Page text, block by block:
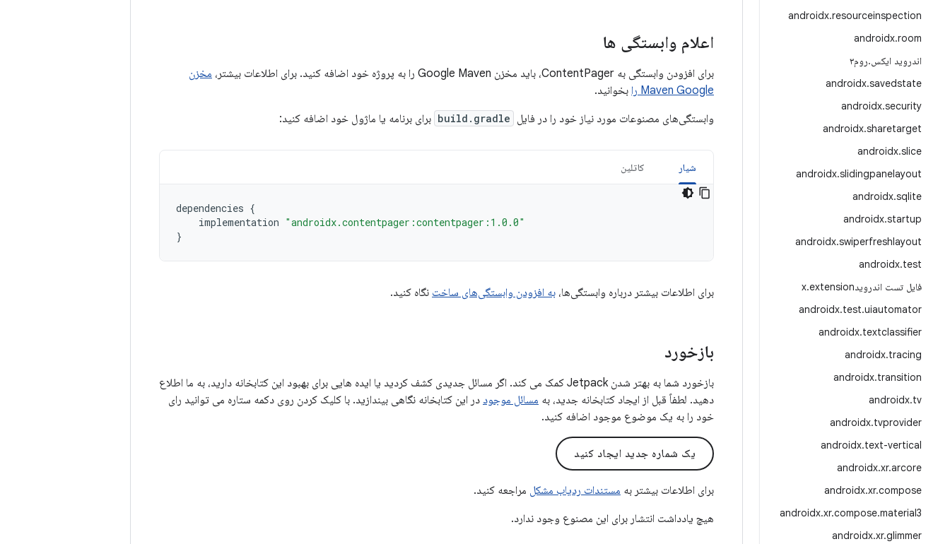
androidx.resourceinspection
androidx.room
اندروید ایکس.روم۳
androidx.savedstate
androidx.security
androidx.sharetarget
androidx.slice
androidx.slidingpanelayout
androidx.sqlite
androidx.startup
androidx.swiperfreshlayout
androidx.test
فایل تست اندرویدx
.extension
androidx.test.uiautomator
androidx.textclassifier
androidx.tracing
androidx.transition
androidx.tv
androidx.tvprovider
androidx.text-vertical
androidx.xr.arcore
androidx.xr.compose
androidx.xr.compose.material3
androidx.xr.glimmer
اعلام وابستگی ها
برای افزودن وابستگی به ContentPager، باید مخزن Google Maven را به پروژه خود اضافه کنید. برای اطلاعات بیشتر،
مخزن
Maven Google را
بخوانید.
وابستگی‌های مصنوعات مورد نیاز خود را در فایل build.gradle برای برنامه یا ماژول خود اضافه کنید:
شیار کاتلین
dependencies {
implementation "androidx.contentpager:contentpager:1.0.0"
}
برای اطلاعات بیشتر درباره وابستگی‌ها، به افزودن وابستگی‌های ساخت نگاه کنید.
بازخورد
بازخورد شما به بهتر شدن Jetpack کمک می کند. اگر مسائل جدیدی کشف کردید یا ایده هایی برای بهبود این کتابخانه دارید، به ما اطلاع
دهید. لطفاً قبل از ایجاد کتابخانه جدید، به مسائل موجود در این کتابخانه نگاهی بیندازید. با کلیک کردن روی دکمه ستاره می توانید رای
خود را به یک موضوع موجود اضافه کنید.
یک شماره جدید ایجاد کنید
برای اطلاعات بیشتر به مستندات ردیاب مشکل مراجعه کنید.
هیچ یادداشت انتشار برای این مصنوع وجود ندارد.